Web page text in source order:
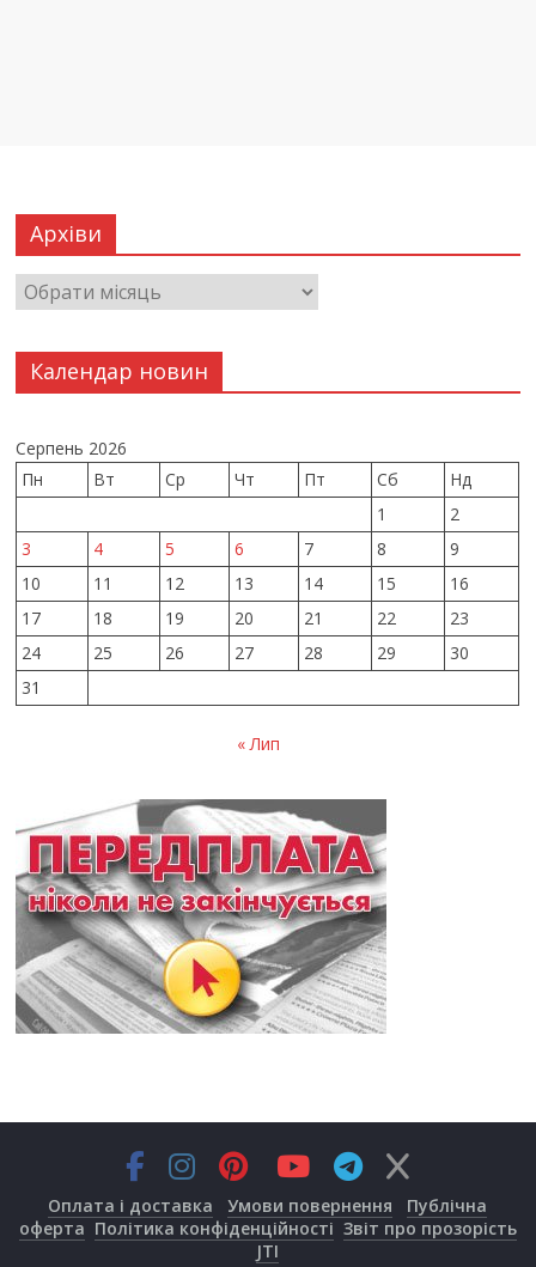
Архіви
Календар новин
Серпень 2026
Пн
Вт Ср Чт Пт Сб
Нд
1
2
3
4 5 6 7 8
9
10
11 12 13 14 15
16
17
18 19 20 21 22
23
24
25 26 27 28 29
30
31
« Лип
Оплата і доставка Умови повернення
Публічна
оферта Політика конфіденційності Звіт про прозорість
JTI